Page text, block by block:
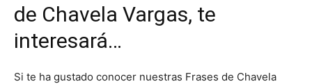
de Chavela Vargas, te
interesará…
Si te ha gustado conocer nuestras Frases de Chavela